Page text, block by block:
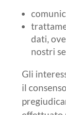
dati,
nostri
Gli
il